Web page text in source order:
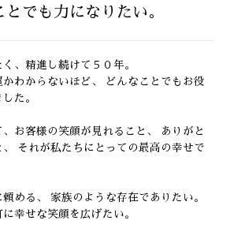
とでも力になりたい。
、精進し続けて５０年。
わからないほど、
どんなことでもお役
た。
お客様の笑顔が見れること、
ありがと
、
それが私たちにとっての最高の幸せで
める、 家族のような存在でありたい。
幸せな笑顔を広げたい。